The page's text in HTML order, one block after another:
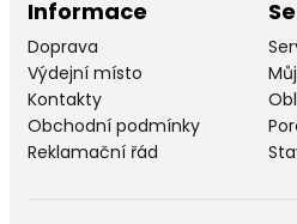
Informace
Doprava
Výdejní místo
Kontakty
Obchodní podmínky
Reklamační řád